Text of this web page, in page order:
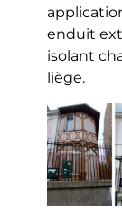
enduit
isolant
liège.